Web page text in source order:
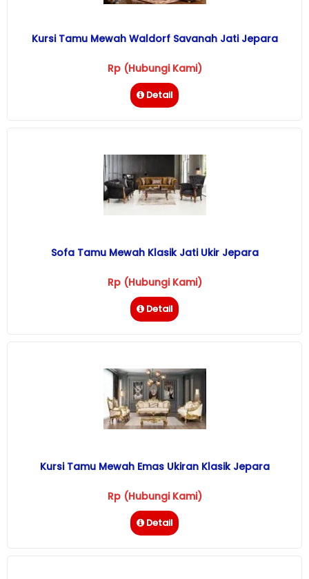
Kursi Tamu Mewah Waldorf Savanah Jati Jepara
Rp (Hubungi Kami)
Detail
Sofa Tamu Mewah Klasik Jati Ukir Jepara
Rp (Hubungi Kami)
Detail
Kursi Tamu Mewah Emas Ukiran Klasik Jepara
Rp (Hubungi Kami)
Detail